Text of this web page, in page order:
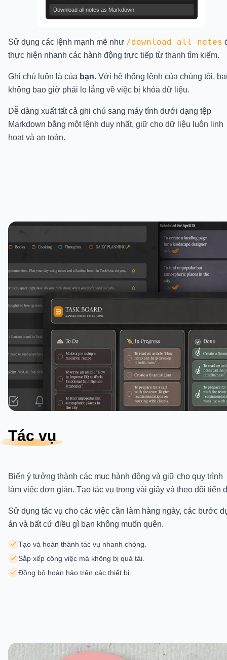
Download all notes as Markdown
Sử dụng các lệnh mạnh mẽ như /download all notes
thực hiện nhanh các hành động trực tiếp từ thanh tìm kiếm.
Ghi chú luôn là của bạn. Với hệ thống lệnh của chúng tôi,
không bao giờ phải lo lắng về việc bị khóa dữ liệu.
Dễ dàng xuất tất cả ghi chú sang máy tính dưới dạng tệp
Markdown bằng một lệnh duy nhất, giữ cho dữ liệu luôn linh
hoạt và an toàn.
Tác vụ
Biến ý tưởng thành các mục hành động và giữ cho quy trình
làm việc đơn giản. Tạo tác vụ trong vài giây và theo dõi tiến
Sử dụng tác vụ cho các việc cần làm hàng ngày, các bước
án và bất cứ điều gì bạn không muốn quên.
Tạo và hoàn thành tác vụ nhanh chóng.
Sắp xếp công việc mà không bị quá tải.
Đồng bộ hoàn hảo trên các thiết bị.